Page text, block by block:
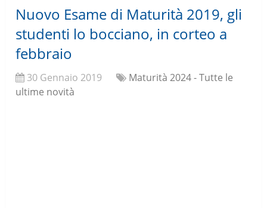
Nuovo Esame di Maturità 2019, gli
studenti lo bocciano, in corteo a
febbraio
30 Gennaio 2019
Maturità 2024 - Tutte le
ultime novità